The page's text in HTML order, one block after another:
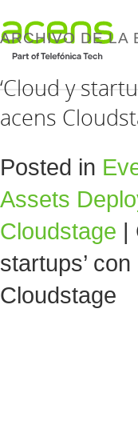
ARCHIVO DE LA
‘Cloud y
acens
Posted in
Assets
Cloudstage
startups’
Cloudstage